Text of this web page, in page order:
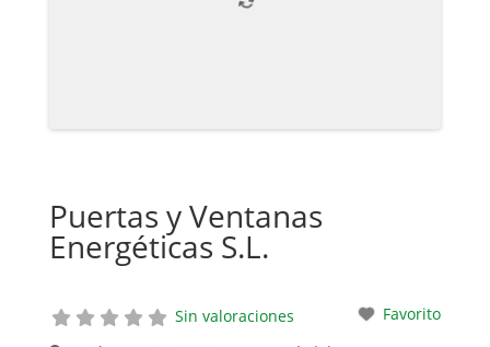
Puertas y Ventanas
Energéticas S.L.
Sin valoraciones
Favorito